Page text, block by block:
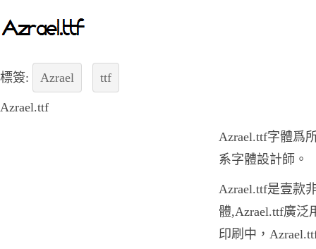
標簽: Azrael ttf
Azrael.ttf
Azrael.ttf字體爲
系字體設計師。
Azrael.ttf是壹款
體,Azrael.ttf廣泛
印刷中，